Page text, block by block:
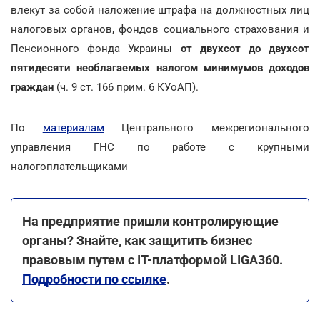
влекут за собой наложение штрафа на должностных лиц
налоговых органов, фондов социального страхования и
Пенсионного фонда Украины от двухсот до двухсот
пятидесяти необлагаемых налогом минимумов доходов
граждан (ч. 9 ст. 166 прим. 6 КУоАП).
По материалам Центрального межрегионального
управления ГНС по работе с крупными
налогоплательщиками
На предприятие пришли контролирующие
органы? Знайте, как защитить бизнес
правовым путем с IT-платформой LIGA360.
Подробности по ссылке.